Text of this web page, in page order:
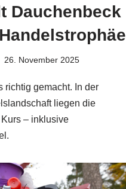
Dauchenbeck
26. November 2025
richtig gemacht. In der
liegen die
– inklusive